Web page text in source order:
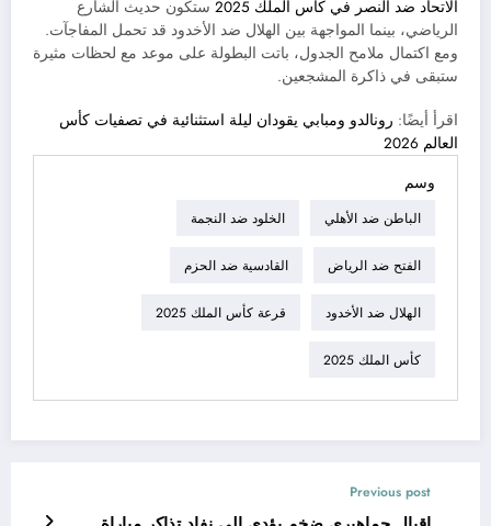
الاتحاد ضد النصر في كأس الملك 2025
ستكون حديث الشارع
الرياضي، بينما المواجهة بين الهلال ضد الأخدود قد تحمل المفاجآت.
ومع اكتمال ملامح الجدول، باتت البطولة على موعد مع لحظات مثيرة
ستبقى في ذاكرة المشجعين.
اقرأ أيضًا: رونالدو ومبابي يقودان ليلة استثنائية في تصفيات كأس
العالم 2026
وسم
الباطن ضد الأهلي الخلود ضد النجمة
الفتح ضد الرياض القادسية ضد الحزم
الهلال ضد الأخدود قرعة كأس الملك 2025
كأس الملك 2025
Previous post